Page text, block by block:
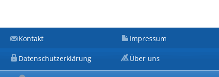
Kontakt Impressum
Datenschutzerklärung Über uns